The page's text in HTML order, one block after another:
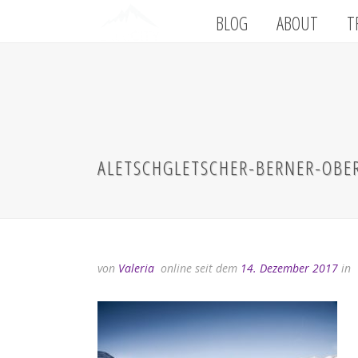
BLOG ABOUT
ALETSCHGLETSCHER-BERNER-
von Valeria online seit dem 14. Dezember 2017 in